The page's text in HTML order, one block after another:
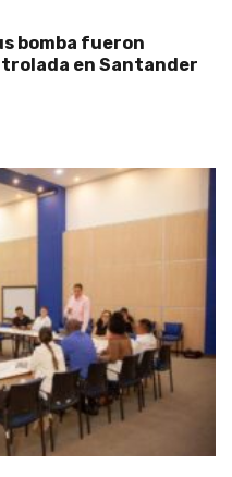
bomba fueron
en Santander